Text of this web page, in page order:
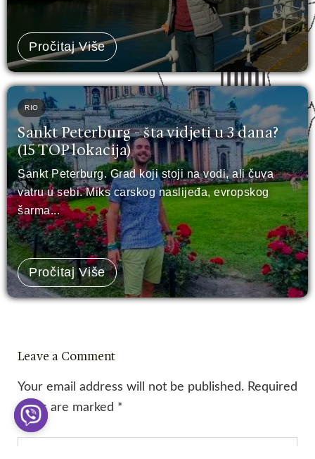
Pročitaj Više
RIO
Sankt Peterburg - šta vidjeti u 3 dana?
(15 TOP lokacija)
Sankt Peterburg. Grad koji stoji na vodi, ali čuva
vatru u sebi. Miks carskog naslijeđa, evropskog
šarma...
Pročitaj Više
Leave a Comment
Your email address will not be published. Required
fields are marked *